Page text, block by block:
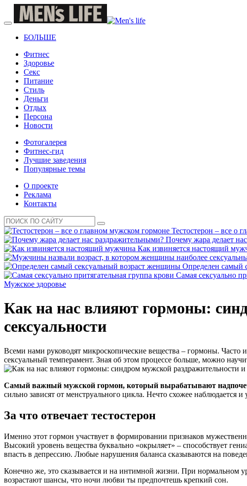
БОЛЬШЕ
Фитнес
Здоровье
Секс
Питание
Стиль
Деньги
Отдых
Персона
Новости
Фотогалерея
Фитнес-гид
Лучшие заведения
Популярные темы
О проекте
Реклама
Контакты
Тестостерон – все о
Почему жара делает
Как извиняется настоящий
Определен самый
Самая сексуально
Мужское здоровье
Как на нас влияют гормоны:
сексуальности
Всеми нами руководят микроскопические вещества – гормоны. Часто
сексуальный темперамент. Зная об этом процессе больше, можно
Самый важный мужской гормон, который вырабатывают
сильно зависят от менструального цикла. Нечто схожее наблюдается
За что отвечает тестостерон
Именно этот гормон участвует в формировании признаков
Высокий уровень вещества буквально «окрыляет» – способствует
впасть в депрессию. Любые нарушения баланса сказываются на
Конечно же, это сказывается и на интимной жизни. При нормальном
возрастают шансы, что ночи любви ты предпочтешь крепкий сон.